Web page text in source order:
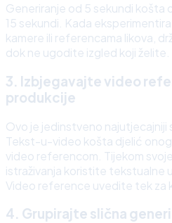
Generiranje od 5 sekundi
15 sekundi. Kada
kamere ili referencama likova,
dok ne ugodite izgled koji želite.
3. Izbjegavajte video
produkcije
Ovo je jedinstveno najutjecajniji
Tekst-u-video košta djelić
video referencom. Tijekom
istraživanja koristite tekstualne
Video reference uvedite tek za
4. Grupirajte slična